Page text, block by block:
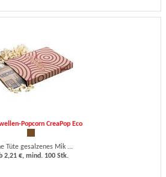
Popcorn CreaPop Eco
Tüte gesalzenes Mik ...
2,21 €, mind. 100 Stk.